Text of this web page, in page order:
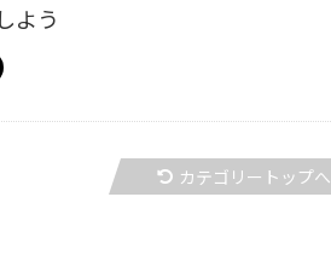
よう
カテゴリートップへ